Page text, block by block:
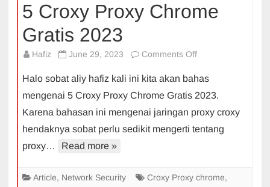
5 Croxy Proxy Chrome
Gratis 2023
Hafiz June 29, 2023 Comments Offon
Croxy
Proxy
Chrome
Gratis
Halo sobat aliy hafiz kali ini kita akan bahas
mengenai 5 Croxy Proxy Chrome Gratis 2023.
Karena bahasan ini mengenai jaringan proxy croxy
hendaknya sobat perlu sedikit mengerti tentang
proxy…
Read more »
Article, Network Security Croxy Proxy chrome,